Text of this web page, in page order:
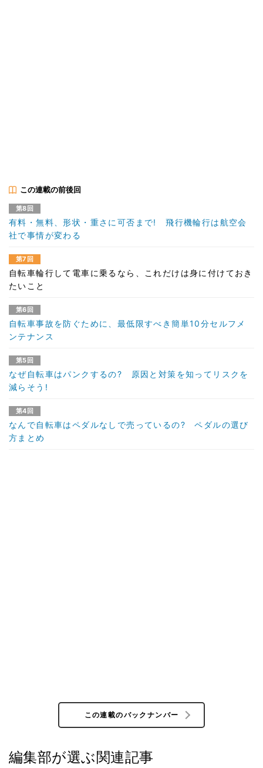
この連載の前後回
第8回
有料・無料、形状・重さに可否まで! 飛行機輪行は航空会
社で事情が変わる
第7回
自転車輪行して電車に乗るなら、これだけは身に付けておき
たいこと
第6回
自転車事故を防ぐために、最低限すべき簡単10分セルフメ
ンテナンス
第5回
なぜ自転車はパンクするの? 原因と対策を知ってリスクを
減らそう!
第4回
なんで自転車はペダルなしで売っているの? ペダルの選び
方まとめ
この連載のバックナンバー
編集部が選ぶ関連記事